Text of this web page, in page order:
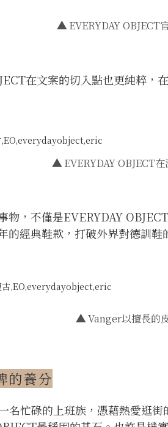
▲EVERYDAY OBJECT
在文案的切入點也更純粹
▲EVERYDAY OBJECT
物，不僅是EVERYDAY
經典鞋款，打破外界對德訓鞋
▲Vanger以擅長的
的養分
忙碌的上班族，憑藉熱愛逛